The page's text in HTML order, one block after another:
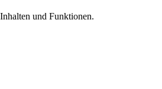
und Funktionen.